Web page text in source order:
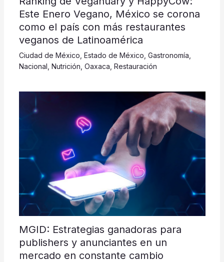
Este Enero Vegano, México se corona
como el país con más restaurantes
veganos de Latinoamérica
Ciudad de México Estado de México Gastronomía
Nacional Nutrición Oaxaca Restauración
MGID: Estrategias ganadoras para
publishers y anunciantes en un
mercado en constante cambio